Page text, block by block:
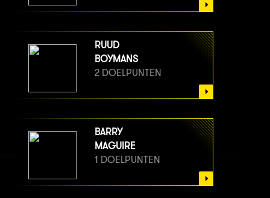
RUUD
BOYMANS
2 DOELPUNTEN
BARRY
MAGUIRE
1 DOELPUNTEN